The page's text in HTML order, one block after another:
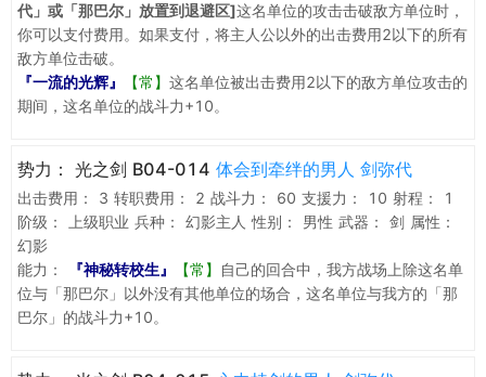
代」或「那巴尔」放置到退避区]这名单位的攻击击破敌方单位时，
你可以支付费用。如果支付，将主人公以外的出击费用2以下的所有
敌方单位击破。
『一流的光辉』
【常】 这名单位被出击费用2以下的敌方单位攻击的
期间，这名单位的战斗力+10。
势力： 光之剑 B04-014 体会到牵绊的男人 剑弥代
出击费用： 3 转职费用： 2 战斗力： 60 支援力： 10 射程：
1
阶级：
上级职业 兵种： 幻影主人 性别： 男性 武器： 剑 属性：
幻影
能力：
『神秘转校生』 【常】
自己的回合中，我方战场上除这名单
位与「那巴尔」以外没有其他单位的场合，这名单位与我方的「那
巴尔」的战斗力+10。